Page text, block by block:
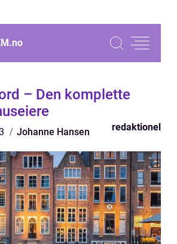
no
– Den komplette
Johanne Hansen redaktionel